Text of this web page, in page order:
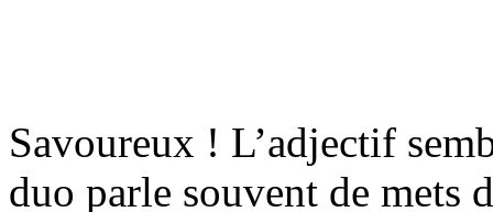
Savoureux ! L’adjectif
duo parle souvent de mets